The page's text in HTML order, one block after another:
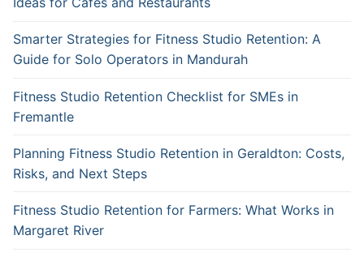
Smarter Strategies for Fitness Studio Retention: A
Guide for Solo Operators in Mandurah
Fitness Studio Retention Checklist for SMEs in
Fremantle
Planning Fitness Studio Retention in Geraldton: Costs,
Risks, and Next Steps
Fitness Studio Retention for Farmers: What Works in
Margaret River